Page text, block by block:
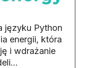
języku Python
energii, która
i wdrażanie